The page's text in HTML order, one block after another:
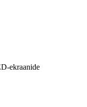
ekraanide